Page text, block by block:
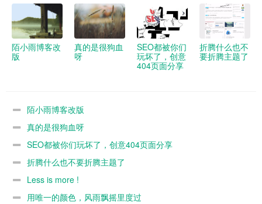
陌小雨博客改
版
真的是很狗血
呀
SEO都被你们
玩坏了，创意
404页面分享
折腾什么也不
要折腾主题了
陌小雨博客改版
真的是很狗血呀
SEO都被你们玩坏了，创意404页面分享
折腾什么也不要折腾主题了
Less is more !
用唯一的颜色，风雨飘摇里度过